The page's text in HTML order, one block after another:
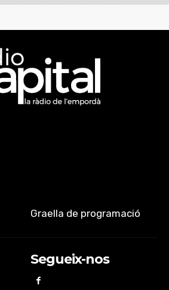
Graella de programació
Segueix-nos